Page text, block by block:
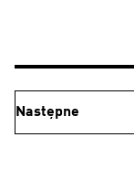
Następne